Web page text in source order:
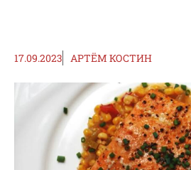
17.09.2023 АРТЁМ КОСТИН